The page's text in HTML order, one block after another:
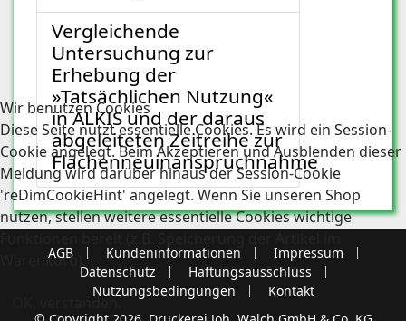
Vergleichende
Untersuchung zur
Erhebung der
»Tatsächlichen Nutzung«
in ALKIS und der daraus
abgeleiteten Zeitreihe zur
Flächenneuinanspruchnahme
AGB Kundeninformationen
Impressum
Datenschutz
Haftungsausschluss
Nutzungsbedingungen
Kontakt
Wir benutzen Cookies
Diese Seite nutzt essentielle Cookies. Es wird ein Session-
Cookie angelegt. Beim Akzeptieren und Ausblenden dieser
Meldung wird darüber hinaus der Session-Cookie
'reDimCookieHint' angelegt. Wenn Sie unseren Shop
nutzen, stellen weitere essentielle Cookies wichtige
Warenkorb).